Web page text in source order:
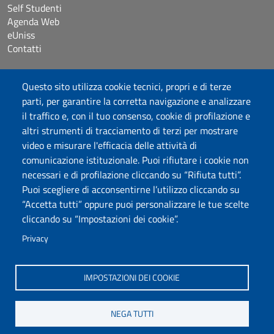
Questo sito utilizza cookie tecnici, propri e di terze
parti, per garantire la corretta navigazione e analizzare
il traffico e, con il tuo consenso, cookie di profilazione e
altri strumenti di tracciamento di terzi per mostrare
video e misurare l'efficacia delle attività di
comunicazione istituzionale. Puoi rifiutare i cookie non
necessari e di profilazione cliccando su “Rifiuta tutti”.
Puoi scegliere di acconsentirne l’utilizzo cliccando su
“Accetta tutti” oppure puoi personalizzare le tue scelte
cliccando su “Impostazioni dei cookie”.
Privacy
IMPOSTAZIONI DEI COOKIE
NEGA TUTTI
DADU – Dipartimento di Architettura, Design e Urbanistica
Università degli Studi di Sassari
Palazzo del Pou Salit – Piazza Duomo, 6 - 07041 Alghero
aaadip@uniss.it
Self Studenti
Agenda Web
eUniss
Contatti
Accessibilità
Dichiarazione di accessibilità
Cookie settings
Mappa del sito
Protocollo
Seguici su